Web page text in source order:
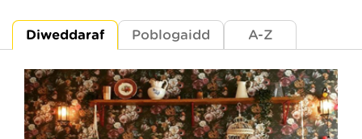
Diweddaraf Poblogaidd A-Z